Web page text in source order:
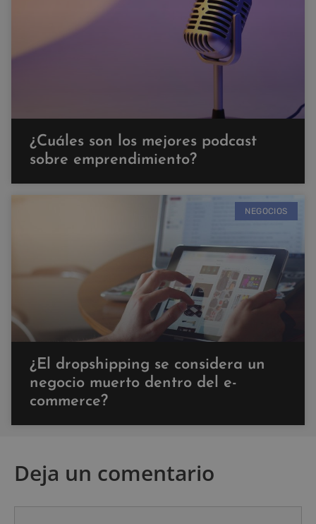
¿Cuáles son los mejores podcast
sobre emprendimiento?
NEGOCIOS
¿El dropshipping se considera un
negocio muerto dentro del e-
commerce?
Deja un comentario